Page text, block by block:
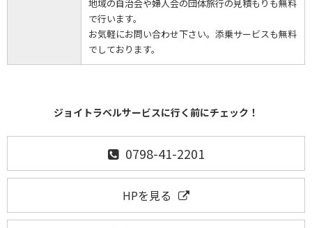
地域の自治会や婦人会の団体旅行の見積もりも無料
で行います。
お気軽にお問い合わせ下さい。添乗サービスも無料
でしております。
ジョイトラベルサービスに行く前にチェック！
0798-41-2201
HPを見る